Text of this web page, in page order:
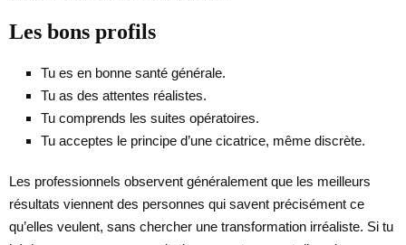
Les bons profils
Tu es en bonne santé générale.
Tu as des attentes réalistes.
Tu comprends les suites opératoires.
Tu acceptes le principe d’une cicatrice, même discrète.
Les professionnels observent généralement que les meilleurs
résultats viennent des personnes qui savent précisément ce
qu’elles veulent, sans chercher une transformation irréaliste. Si tu